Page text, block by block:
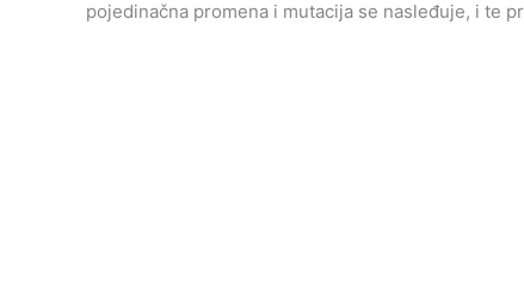
pojedinačna promena i mutacija se nasleđuje, i te